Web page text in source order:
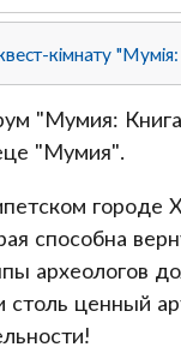
кімнату
"Мумия:
"Мумия".
городе
способна
археологов
столь ценный